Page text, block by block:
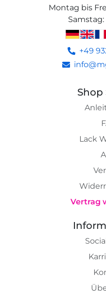
Montag bis
Samstag:
+49
Shop
Lack
Vertrag